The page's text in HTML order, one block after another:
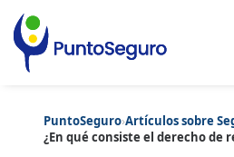
PuntoSeguro›Artículos sobre
¿En qué consiste el derecho de